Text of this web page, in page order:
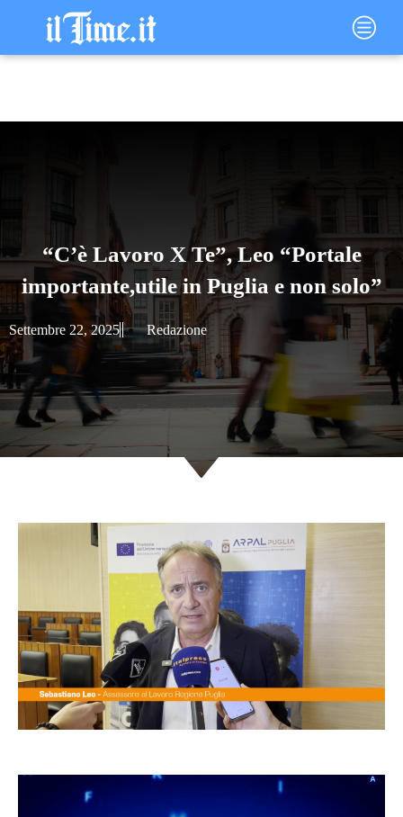
contenuto
Main
Menu
“C’è Lavoro X Te”, Leo “Portale
importante,utile in Puglia e non solo”
Settembre 22, 2025 Redazione